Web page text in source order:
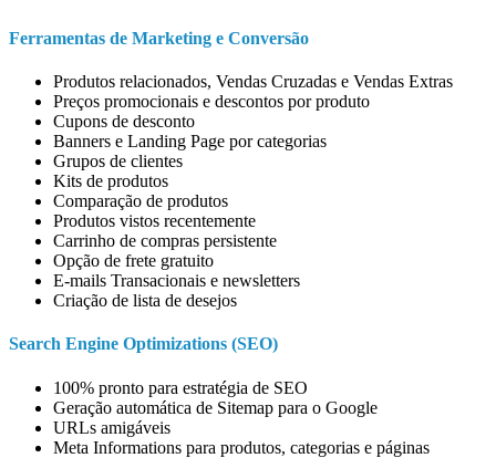
Ferramentas de Marketing e Conversão
Produtos relacionados, Vendas Cruzadas e Vendas Extras
Preços promocionais e descontos por produto
Cupons de desconto
Banners e Landing Page por categorias
Grupos de clientes
Kits de produtos
Comparação de produtos
Produtos vistos recentemente
Carrinho de compras persistente
Opção de frete gratuito
E-mails Transacionais e newsletters
Criação de lista de desejos
Search Engine Optimizations (SEO)
100% pronto para estratégia de SEO
Geração automática de Sitemap para o Google
URLs amigáveis
Meta Informations para produtos, categorias e páginas